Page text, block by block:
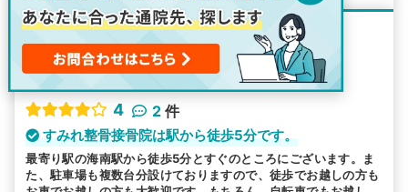
整骨院・接骨院
すみれ整骨接骨院
4
2 件
すみれ整骨接骨院は駅から徒歩5分です。
最寄り駅の海南駅から徒歩5分とすぐのところにございます。ま
た、駐車場も複数台分設けておりますので、徒歩でお越しの方も